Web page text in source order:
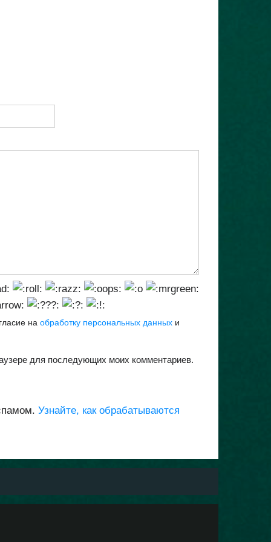
на обработку персональных данных и
для последующих моих комментариев.
Узнайте, как обрабатываются